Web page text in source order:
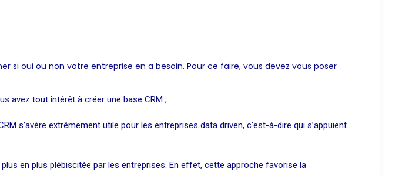
si oui ou non votre entreprise en a besoin. Pour ce faire, vous devez vous poser
avez tout intérêt à créer une base CRM ;
s’avère extrêmement utile pour les entreprises data driven, c’est-à-dire qui s’appuient
en plus plébiscitée par les entreprises. En effet, cette approche favorise la